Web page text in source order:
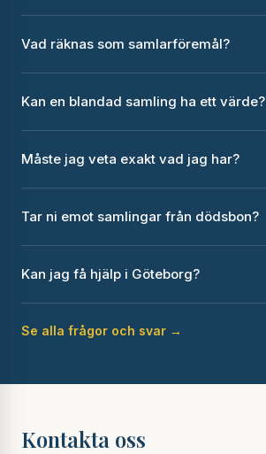
Vad räknas som samlarföremål?
Kan en blandad samling ha ett värde?
Måste jag veta exakt vad jag har?
Tar ni emot samlingar från dödsbon?
Kan jag få hjälp i Göteborg?
Se alla frågor och svar →
Kontakta oss